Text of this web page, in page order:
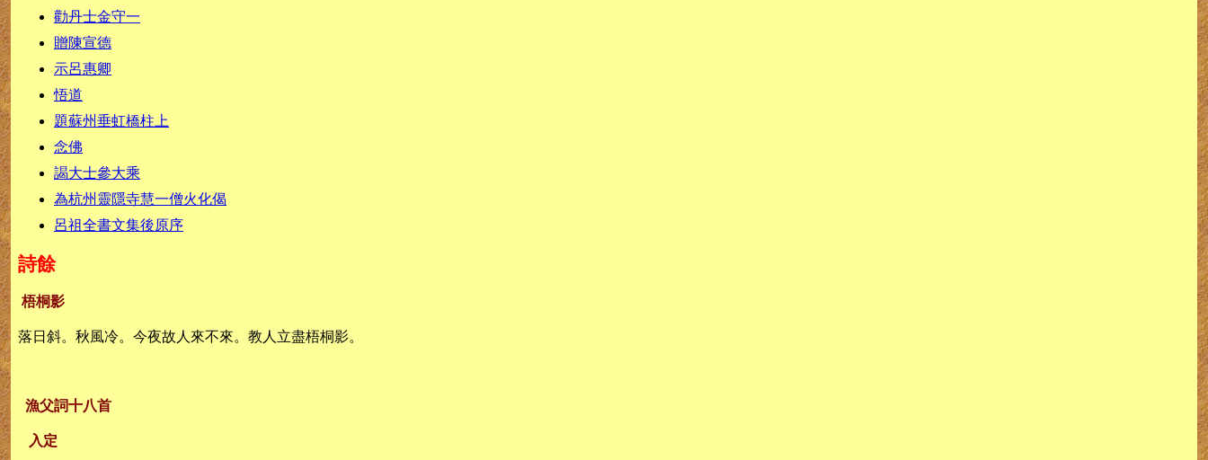
勸丹士金守一
贈陳宣德
示呂惠卿
悟道
題蘇州垂虹橋柱上
念佛
謁大士參大乘
為杭州靈隱寺慧一僧火化偈
呂祖全書文集後原序
詩餘
梧桐影
落日斜。秋風冷。今夜故人來不來。教人立盡梧桐影。
漁父詞十八首
入定